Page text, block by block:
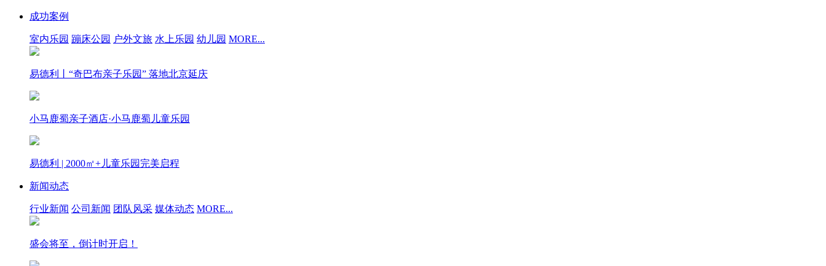
成功案例
室内乐园 蹦床公园 户外文旅 水上乐园 幼儿园 MORE...
易德利丨“奇巴布亲子乐园” 落地北京延庆
小马鹿蜀亲子酒店·小马鹿蜀儿童乐园
易德利 | 2000㎡+儿童乐园完美启程
新闻动态
行业新闻 公司新闻 团队风采 媒体动态 MORE...
盛会将至，倒计时开启！